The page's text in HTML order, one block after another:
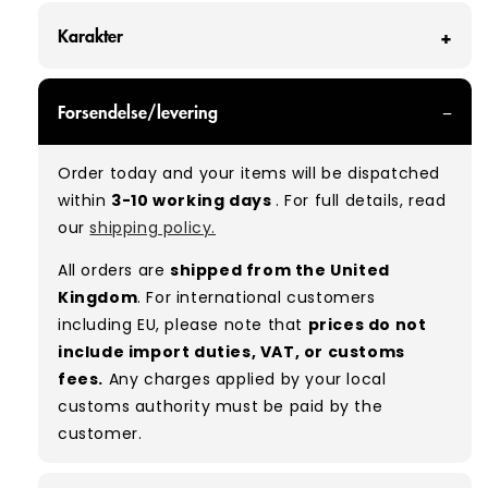
Karakter
can expect items that are in great condition
with minimal signs of wear. While they are
used, they remain free of significant defects
and are in excellent shape overall.
Please note:As these are vintage/used
garments, a small percentage (5–10%) may
have minor flaws such as small tears, holes, or
stains. While we carefully inspect all items, a
degree of human error is possible. Condition
can vary slightly between pieces, and some
Forsendelse/levering
Order today and your items will be dispatched
within 3-10 working days. For full details, read
ourshipping policy.
All orders are shipped from the United
Kingdom. For international customers
including EU, please note that prices do not
include import duties, VAT, or customs
fees. Any charges applied by your local
customs authority must be paid by the
customer.